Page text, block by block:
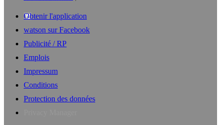
Obtenir l'application
watson sur Facebook
Publicité / RP
Emplois
Impressum
Conditions
Protection des données